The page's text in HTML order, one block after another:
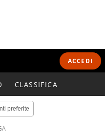
ACCEDI
CLASSIFICA
preferite